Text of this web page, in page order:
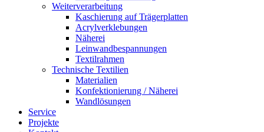
Weiterverarbeitung
Kaschierung auf Trägerplatten
Acrylverklebungen
Näherei
Leinwandbespannungen
Textilrahmen
Technische Textilien
Materialien
Konfektionierung / Näherei
Wandlösungen
Service
Projekte